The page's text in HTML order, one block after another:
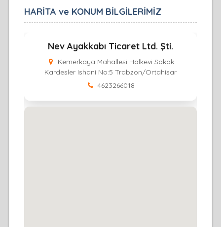
HARİTA ve KONUM BİLGİLERİMİZ
Nev Ayakkabı Ticaret Ltd. Şti.
Kemerkaya Mahallesi Halkevi Sokak
Kardesler Ishani No:5 Trabzon/Ortahisar
4623266018